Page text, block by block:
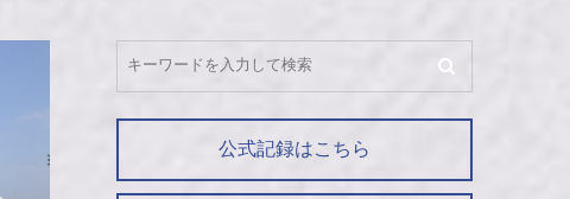
公式記録はこちら